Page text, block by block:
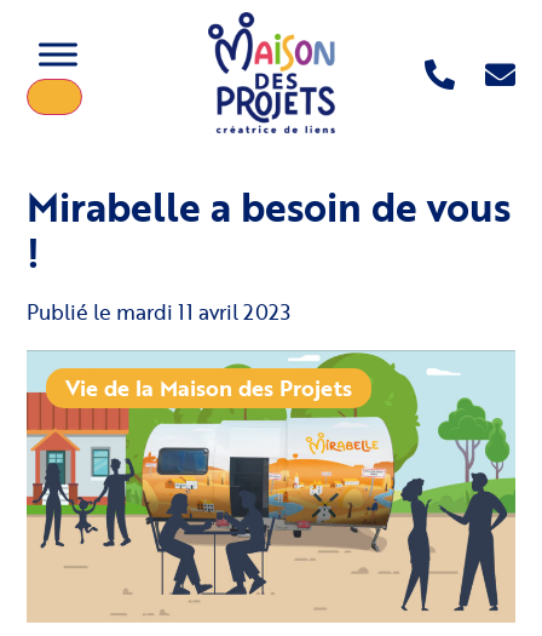
Mirabelle a besoin de vous
!
Publié le mardi 11 avril 2023
Vie de la Maison des Projets